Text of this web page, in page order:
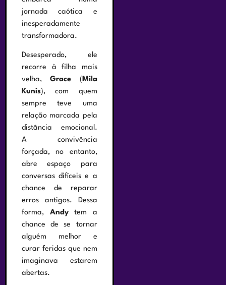
jornada caótica e
inesperadamente
transformadora.
Desesperado, ele
recorre à filha mais
velha,Grace (Mila
Kunis), com quem
sempre teve uma
relação marcada pela
distância emocional.
A convivência
forçada, no entanto,
abre espaço para
conversas difíceis e a
chance de reparar
erros antigos. Dessa
forma, Andytem a
chance de se tornar
alguém melhor e
curar feridas que nem
imaginava estarem
abertas.